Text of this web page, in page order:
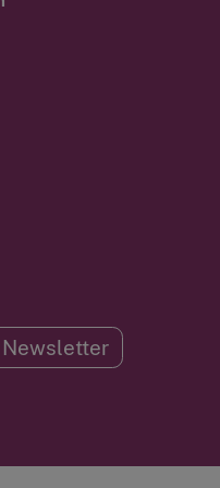
Newsletter